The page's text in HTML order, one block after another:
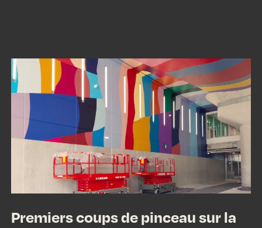
Premiers
coups
de
pinceau
la
Premiers coups de pinceau sur la